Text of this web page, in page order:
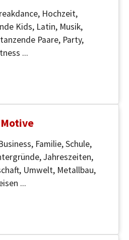
Hochzeit,
Kids, Latin, Musik,
Paare, Party,
...
Familie, Schule,
Jahreszeiten,
Umwelt, Metallbau,
...